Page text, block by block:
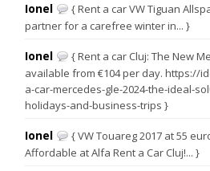
Ionel
{ Rent a car VW Tiguan
partner for a carefree winter in... }
Ionel
{ Rent a car Cluj: The New
available from €104 per day. https://
a-car-mercedes-gle-2024-the-ideal-
holidays-and-business-trips }
Ionel
{ VW Touareg 2017 at 55
Affordable at Alfa Rent a Car Cluj!... }